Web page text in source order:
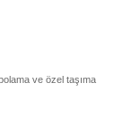
ve özel taşıma